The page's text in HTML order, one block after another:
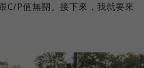
C/P值無關。接下來，我就要來